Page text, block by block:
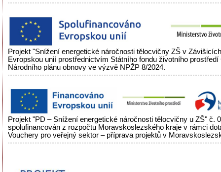
Projekt "Snížení energetické náročnosti tělocvičny ZŠ v
Evropskou unií prostřednictvím Státního fondu životního
Národního plánu obnovy ve výzvě NPŽP 8/2024.
Projekt "PD – Snížení energetické náročnosti tělocvičny u ZŠ" č.
spolufinancován z rozpočtu Moravskoslezského kraje v rámci
Vouchery pro veřejný sektor – příprava projektů v